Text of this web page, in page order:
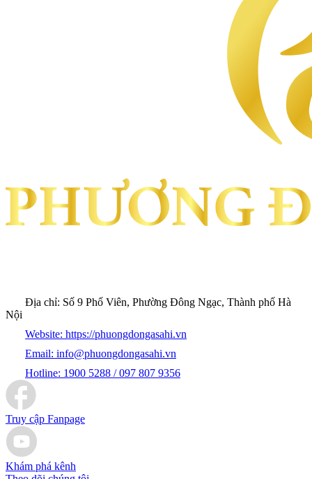
Địa chỉ: Số 9 Phố Viên, Phường Đông Ngạc, Thành phố Hà
Nội
Website: https://phuongdongasahi.vn
Email: info@phuongdongasahi.vn
Hotline: 1900 5288 / 097 807 9356
Truy cập Fanpage
Khám phá kênh